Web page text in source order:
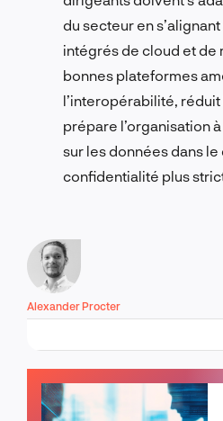
du secteur en
intégrés de cloud et de
bonnes plateformes
l’interopérabilité,
prépare l’organisation
sur les données dans
confidentialité plus
Alexander Procter